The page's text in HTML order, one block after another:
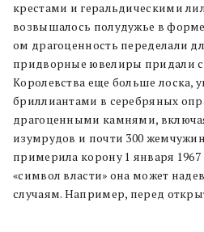
крестами и геральдическими
возвышалось полудужье в
ом драгоценность переделали
придворные ювелиры придали
Королевства еще больше лоска,
бриллиантами в серебряных
драгоценными камнями,
изумрудов и почти 300
примерила корону 1 января 1967
«символ власти» она может
случаям. Например, перед